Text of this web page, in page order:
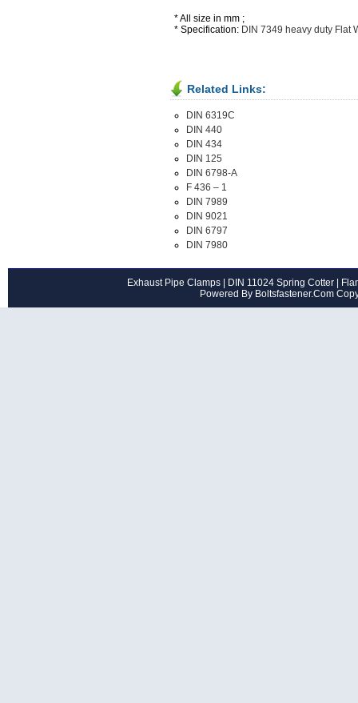
* All size in mm ;
* Specification: DIN 7349 heavy duty Flat
Related Links:
DIN 6319C
DIN 440
DIN 434
DIN 125
DIN 6798-A
F 436 – 1
DIN 7989
DIN 9021
DIN 6797
DIN 7980
Exhaust Pipe Clamps DIN 11024 Spring Cotter
Powered By Boltsfastener.Com